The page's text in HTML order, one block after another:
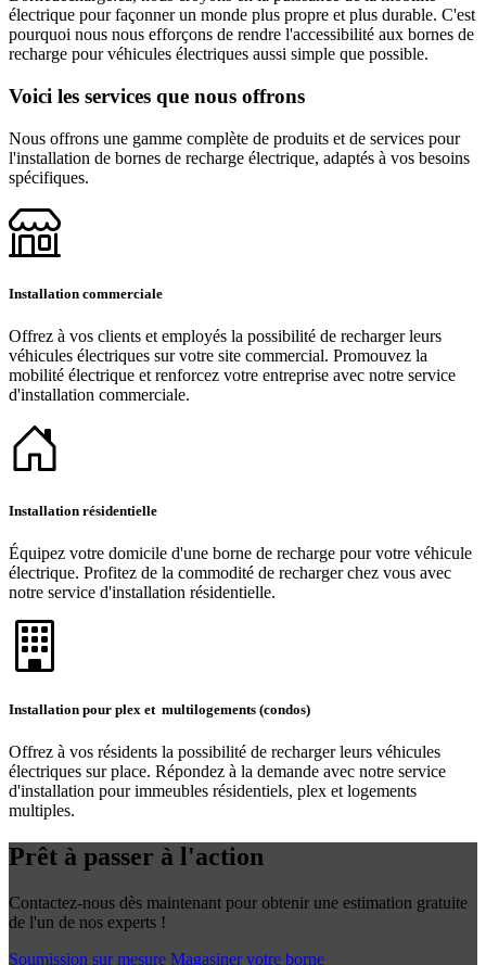
électrique pour façonner un monde plus propre et plus durable. C'est
pourquoi nous nous efforçons de rendre l'accessibilité aux bornes de
recharge pour véhicules électriques aussi simple que possible.
Voici les services que nous offrons
Nous offrons une gamme complète de produits et de services pour
l'installation de bornes de recharge électrique, adaptés à vos besoins
spécifiques.
Installation commerciale
Offrez à vos clients et employés la possibilité de recharger leurs
véhicules électriques sur votre site commercial. Promouvez la
mobilité électrique et renforcez votre entreprise avec notre service
d'installation commerciale.
Installation résidentielle
Équipez votre domicile d'une borne de recharge pour votre véhicule
électrique. Profitez de la commodité de recharger chez vous avec
notre service d'installation résidentielle.
Installation pour plex et multilogements (condos)
Offrez à vos résidents la possibilité de recharger leurs véhicules
électriques sur place. Répondez à la demande avec notre service
d'installation pour immeubles résidentiels, plex et logements
multiples.
Prêt à passer à l'action
Contactez-nous dès maintenant pour obtenir une estimation gratuite
de l'un de nos experts !
Soumission sur mesure Magasiner votre borne